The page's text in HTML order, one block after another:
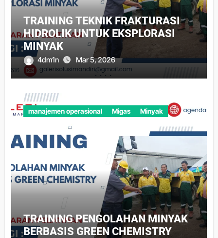
TRAINING TEKNIK FRAKTURASI
HIDROLIK UNTUK EKSPLORASI
MINYAK
4dm1n Mar 5, 2026
manajemen operasional Migas Minyak
TRAINING PENGOLAHAN MINYAK
BERBASIS GREEN CHEMISTRY